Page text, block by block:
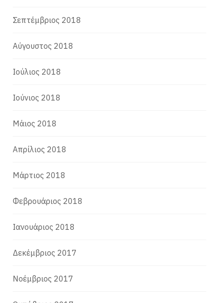
Σεπτέμβριος 2018
Αύγουστος 2018
Ιούλιος 2018
Ιούνιος 2018
Μάιος 2018
Απρίλιος 2018
Μάρτιος 2018
Φεβρουάριος 2018
Ιανουάριος 2018
Δεκέμβριος 2017
Νοέμβριος 2017